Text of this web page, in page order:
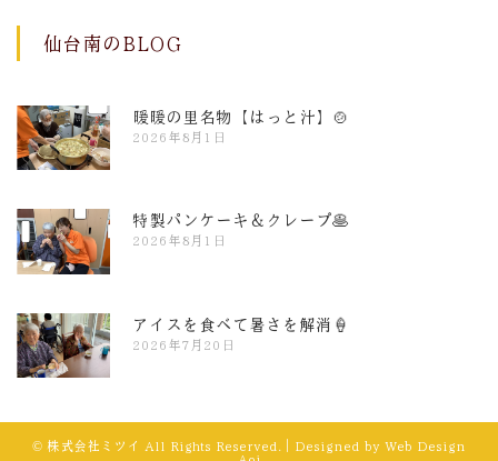
仙台南のBLOG
暖暖の里名物【はっと汁】🍲
2026年8月1日
特製パンケーキ＆クレープ🥞
2026年8月1日
アイスを食べて暑さを解消🍦
2026年7月20日
© 株式会社ミツイ All Rights Reserved.｜Designed by Web Design